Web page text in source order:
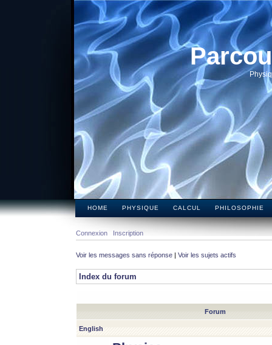
HOME PHYSIQUE CALCUL PHILOSOPHIE
Connexion Inscription
Voir les messages sans réponse | Voir les sujets actifs
Index du forum
Forum
English